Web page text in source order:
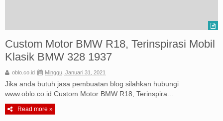
Custom Motor BMW R18, Terinspirasi Mobil
Klasik BMW 328 1937
oblo.co.id Minggu, Januari 31, 2021
Jika anda butuh jasa pembuatan blog silahkan hubungi
www.oblo.co.id Custom Motor BMW R18, Terinspira...
Read more »